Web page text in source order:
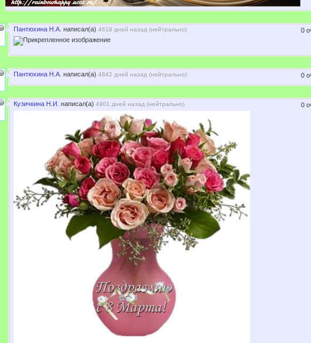
Пантюхина Н.А. написал(а) 4618 дней назад (нейтрально) 0
Пантюхина Н.А. написал(а) 4842 дней назад (нейтрально) 0
Кузичкина Н.И. написал(а) 4901 дней назад (нейтрально) 0